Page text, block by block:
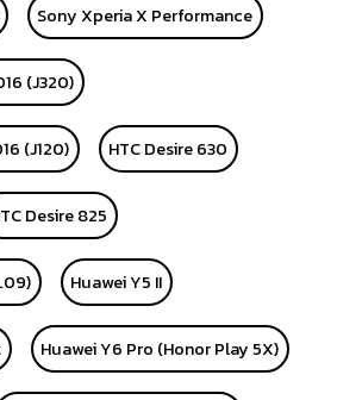
Sony Xperia X Performance
(J320)
(J120) HTC Desire 630
Desire 825
Huawei Y5 II
Huawei Y6 Pro (Honor Play 5X)